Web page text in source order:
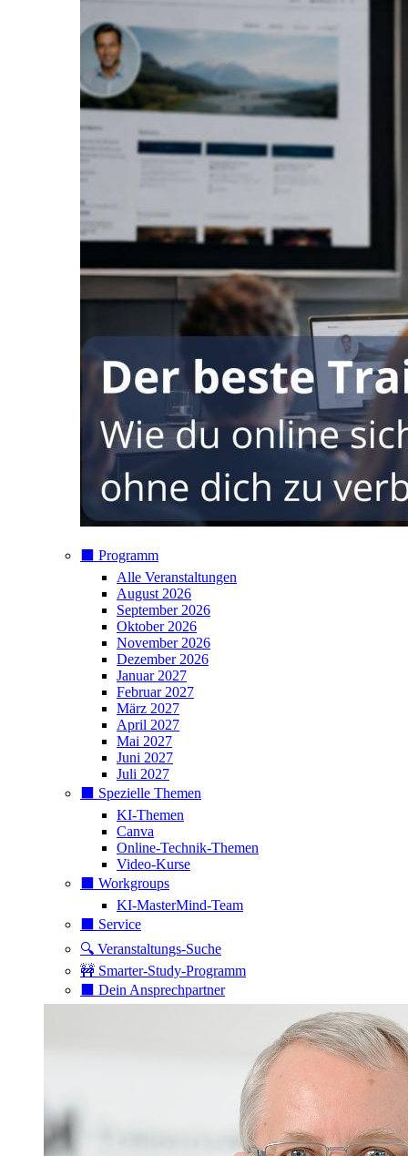
⬛️ Programm
Alle Veranstaltungen
August 2026
September 2026
Oktober 2026
November 2026
Dezember 2026
Januar 2027
Februar 2027
März 2027
April 2027
Mai 2027
Juni 2027
Juli 2027
⬛️ Spezielle Themen
KI-Themen
Canva
Online-Technik-Themen
Video-Kurse
⬛️ Workgroups
KI-MasterMind-Team
⬛️ Service
🔍 Veranstaltungs-Suche
🚧 Smarter-Study-Programm
⬛️ Dein Ansprechpartner